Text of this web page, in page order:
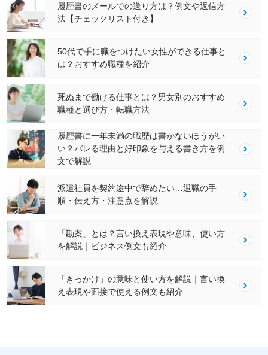
履歴書のメールでの送り方は？例文や返信方
法【チェックリスト付き】
50代で手に職をつけたい女性ができる仕事と
は？おすすめ職種を紹介
死ぬまで働ける仕事とは？男女別のおすすめ
職種と選び方・転職方法
履歴書に一年未満の職歴は書かないほうがい
い？バレる理由と好印象を与える書き方を例
文で解説
派遣社員を契約途中で辞めたい…退職の手
順・伝え方・注意点を解説
「勘案」とは？言い換え表現や意味、使い方
を解説｜ビジネス例文も紹介
「きっかけ」の意味と使い方を解説｜言い換
え表現や面接で使える例文も紹介